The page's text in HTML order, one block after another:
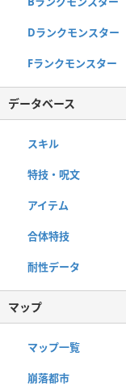
Dランクモンスター
Fランクモンスター
データベース
スキル
特技・呪文
アイテム
合体特技
耐性データ
マップ
マップ一覧
崩落都市